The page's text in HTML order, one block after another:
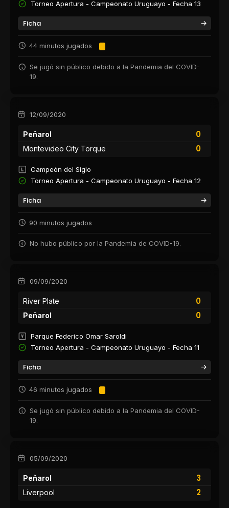
Torneo Apertura - Campeonato Uruguayo - Fecha 13
Ficha
44 minutos jugados
Se jugó sin público debido a la Pandemia del COVID-
19.
12/09/2020
Peñarol
0
0
Montevideo City Torque
Campeón del Siglo
Torneo Apertura - Campeonato Uruguayo - Fecha 12
Ficha
90 minutos jugados
No hubo público por la Pandemia de COVID-19.
09/09/2020
River Plate
0
0
Peñarol
Parque Federico Omar Saroldi
Torneo Apertura - Campeonato Uruguayo - Fecha 11
Ficha
46 minutos jugados
Se jugó sin público debido a la Pandemia del COVID-
19.
05/09/2020
Peñarol
3
2
Liverpool